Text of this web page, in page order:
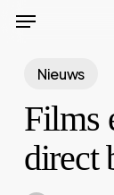
SkipMenu
Nieuws
Films
direct